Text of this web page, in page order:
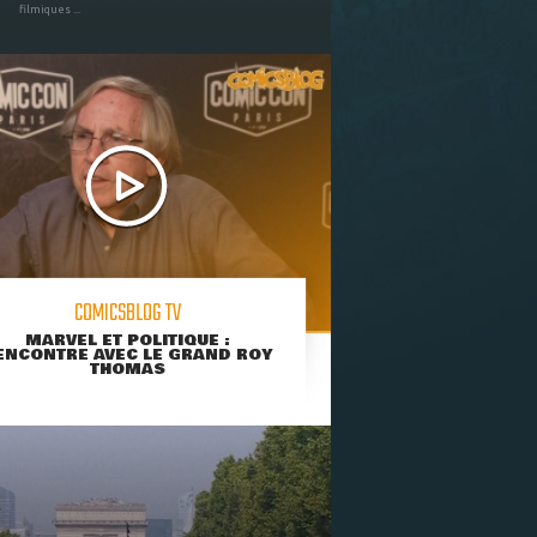
filmiques ...
COMICSBLOG TV
MARVEL ET POLITIQUE :
AVEC LE GRAND ROY
THOMAS